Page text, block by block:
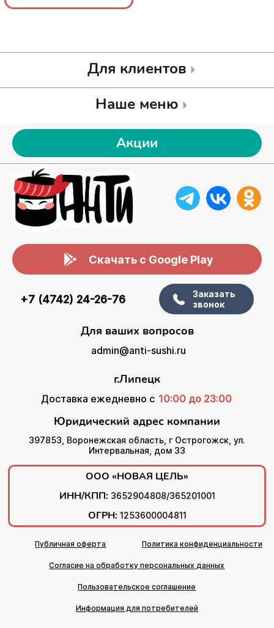
Для клиентов
Наше меню
Акции
Скачать с Google Play
+7 (4742) 24-26-76
Заказать
звонок
Для ваших вопросов
admin@anti-sushi.ru
г.Липецк
Доставка ежедневно с 10:00 до 23:00
Юридический адрес компании
397853, Воронежская область, г Острогожск, ул.
Интервальная, дом 33
ООО «НОВАЯ ЦЕЛЬ»
ИНН/КПП: 3652904808/365201001
ОГРН: 1253600004811
Публичная оферта Политика конфиденциальности
Согласие на обработку персональных данных
Пользовательское соглашение
Информация для потребителей